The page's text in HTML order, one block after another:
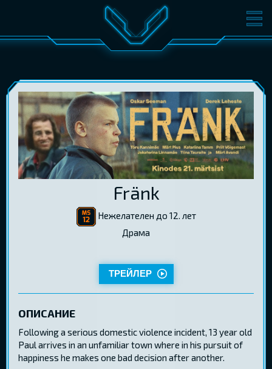
ФИЛЬМЫ БИЛЕТЫ
КОНФЕРЕНЦИИ КИНОКЛУБ-V
ПОДАРОЧНЫЕ КАРТЫ
Fränk
Нежелателен до 12. лет
Драма
ТРЕЙЛЕР
ОПИСАНИЕ
Following a serious domestic violence incident, 13 year old
Paul arrives in an unfamiliar town where in his pursuit of
happiness he makes one bad decision after another.